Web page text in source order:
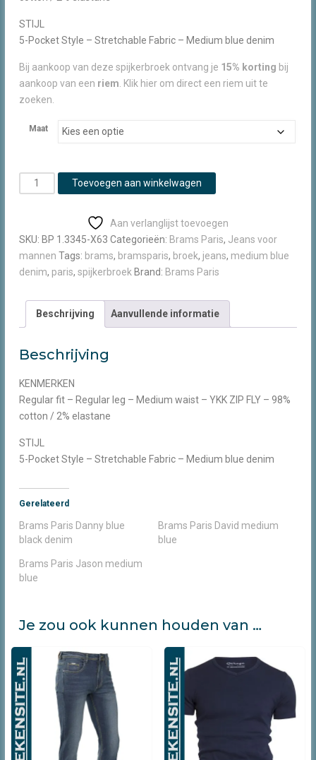
STIJL
5-Pocket Style – Stretchable Fabric – Medium blue denim
Bij aankoop van deze spijkerbroek ontvang je 15% korting bij
aankoop van een riem . Klik hier om direct een riem uit te
zoeken.
Maat
Brams
Paris
blue
aantal
Toevoegen aan winkelwagen
Aan verlanglijst toevoegen
SKU: BP 1.3345-X63 Categorieën: Brams Paris, Jeans voor
mannen Tags: brams, bramsparis, broek, jeans, medium blue
denim, paris, spijkerbroek Brand: Brams Paris
Beschrijving Aanvullende informatie
Beschrijving
KENMERKEN
Regular fit – Regular leg – Medium waist – YKK ZIP FLY – 98%
cotton / 2% elastane
STIJL
5-Pocket Style – Stretchable Fabric – Medium blue denim
Gerelateerd
Brams Paris Danny blue
black denim
Brams Paris David medium
blue
Brams Paris Jason medium
blue
Je zou ook kunnen houden van …